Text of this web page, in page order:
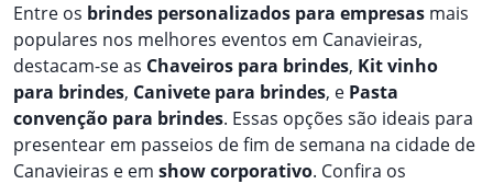
Entre os brindes personalizados para empresas mais
populares nos melhores eventos em Canavieiras,
destacam-se as Chaveiros para brindes, Kit vinho
para brindes, Canivete para brindes, e Pasta
convenção para brindes. Essas opções são ideais para
presentear em passeios de fim de semana na cidade de
Canavieiras e em show corporativo. Confira os